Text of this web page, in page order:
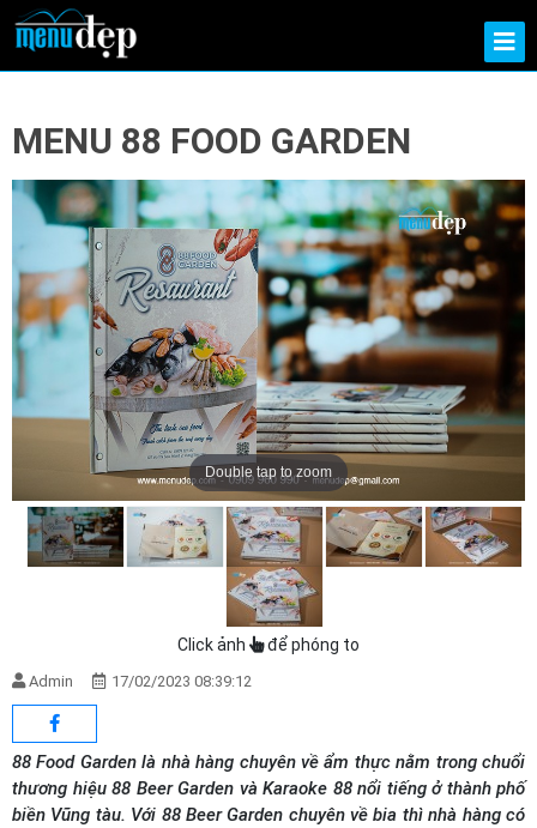
MENU 88 FOOD GARDEN
Double tap to zoom
Click ảnh để phóng to
Admin 17/02/2023 08:39:12
88 Food Garden là nhà hàng chuyên về ẩm thực nằm trong chuổi
thương hiệu 88 Beer Garden và Karaoke 88 nổi tiếng ở thành phố
biền Vũng tàu. Với 88 Beer Garden chuyên về bia thì nhà hàng có